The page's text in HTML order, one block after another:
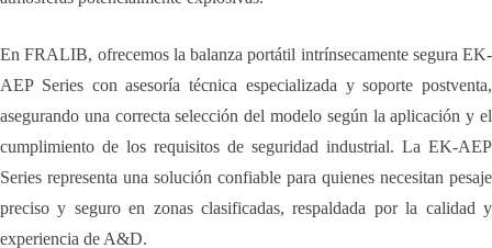
En FRALIB, ofrecemos la balanza portátil intrínsecamente segura EK-
AEP Series con asesoría técnica especializada y soporte postventa,
asegurando una correcta selección del modelo según la aplicación y el
cumplimiento de los requisitos de seguridad industrial. La EK-AEP
Series representa una solución confiable para quienes necesitan pesaje
preciso y seguro en zonas clasificadas, respaldada por la calidad y
experiencia de A&D.